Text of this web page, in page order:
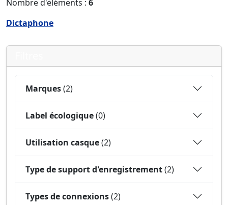
Nombre d'éléments : 6
Dictaphone
Marques(2)
Label écologique(0)
Utilisation casque(2)
Type de support d'enregistrement(2)
Types de connexions(2)